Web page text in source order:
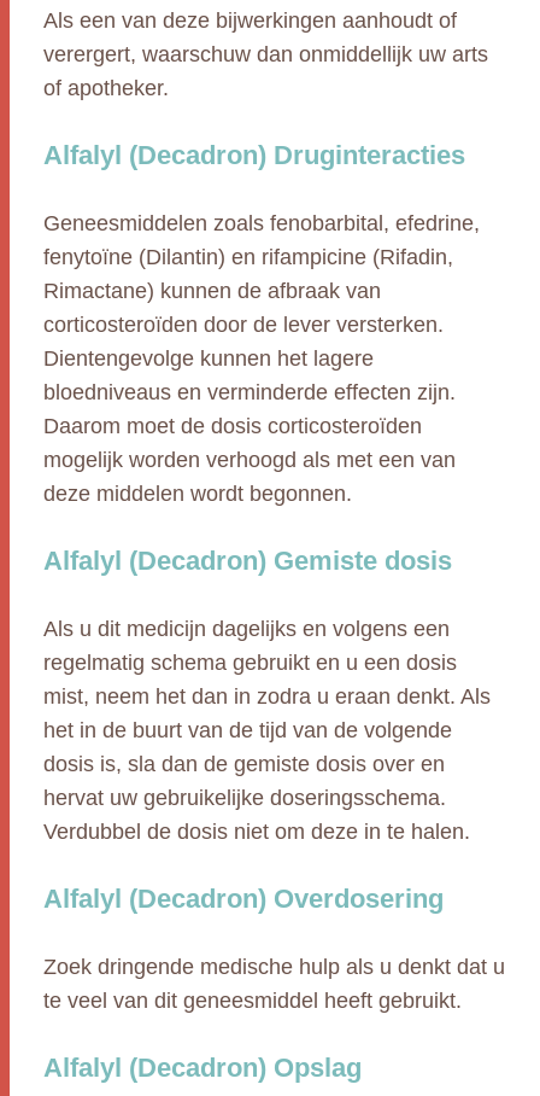
Als een van deze bijwerkingen aanhoudt of
verergert, waarschuw dan onmiddellijk uw arts
of apotheker.
Alfalyl (Decadron) Druginteracties
Geneesmiddelen zoals fenobarbital, efedrine,
fenytoïne (Dilantin) en rifampicine (Rifadin,
Rimactane) kunnen de afbraak van
corticosteroïden door de lever versterken.
Dientengevolge kunnen het lagere
bloedniveaus en verminderde effecten zijn.
Daarom moet de dosis corticosteroïden
mogelijk worden verhoogd als met een van
deze middelen wordt begonnen.
Alfalyl (Decadron) Gemiste dosis
Als u dit medicijn dagelijks en volgens een
regelmatig schema gebruikt en u een dosis
mist, neem het dan in zodra u eraan denkt. Als
het in de buurt van de tijd van de volgende
dosis is, sla dan de gemiste dosis over en
hervat uw gebruikelijke doseringsschema.
Verdubbel de dosis niet om deze in te halen.
Alfalyl (Decadron) Overdosering
Zoek dringende medische hulp als u denkt dat u
te veel van dit geneesmiddel heeft gebruikt.
Alfalyl (Decadron) Opslag